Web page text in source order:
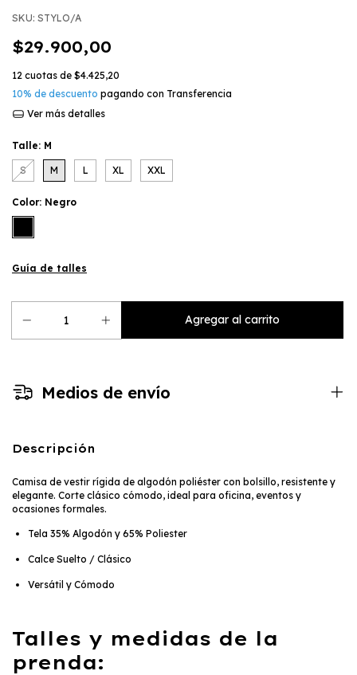
SKU: STYLO/A
$29.900,00
12 cuotas de $4.425,20
10% de descuento pagando con Transferencia
Ver más detalles
Talle: M
S M L XL XXL
Color: Negro
Guía de talles
Medios de envío
Descripción
Camisa de vestir rígida de algodón poliéster con bolsillo, resistente y
elegante. Corte clásico cómodo, ideal para oficina, eventos y
ocasiones formales.
Tela 35% Algodón y 65% Poliester
Calce Suelto / Clásico
Versátil y Cómodo
Talles y medidas de la
prenda: